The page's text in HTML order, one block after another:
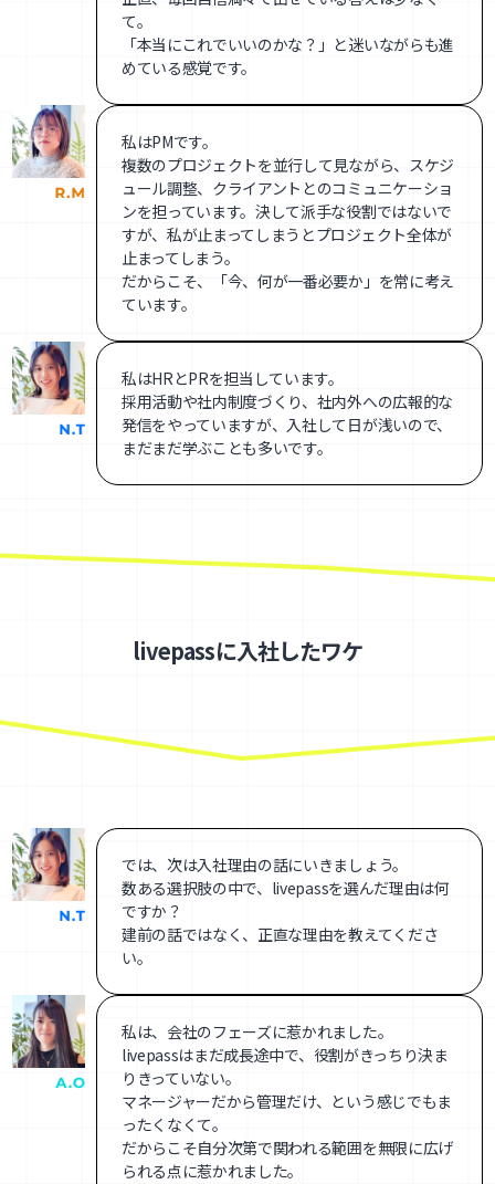
て。
「本当にこれでいいのかな？」と迷いながらも進
めている感覚です。
私はPMです。
複数のプロジェクトを並行して見ながら、スケジ
ュール調整、クライアントとのコミュニケーショ
ンを担っています。決して派手な役割ではないで
すが、私が止まってしまうとプロジェクト全体が
止まってしまう。
だからこそ、「今、何が一番必要か」を常に考え
ています。
私はHRとPRを担当しています。
採用活動や社内制度づくり、社内外への広報的な
発信をやっていますが、入社して日が浅いので、
まだまだ学ぶことも多いです。
livepassに入社したワケ
では、次は入社理由の話にいきましょう。
数ある選択肢の中で、livepassを選んだ理由は何
ですか？
建前の話ではなく、正直な理由を教えてくださ
い。
私は、会社のフェーズに惹かれました。
livepassはまだ成長途中で、役割がきっちり決ま
りきっていない。
マネージャーだから管理だけ、という感じでもま
ったくなくて。
だからこそ自分次第で関われる範囲を無限に広げ
られる点に惹かれました。